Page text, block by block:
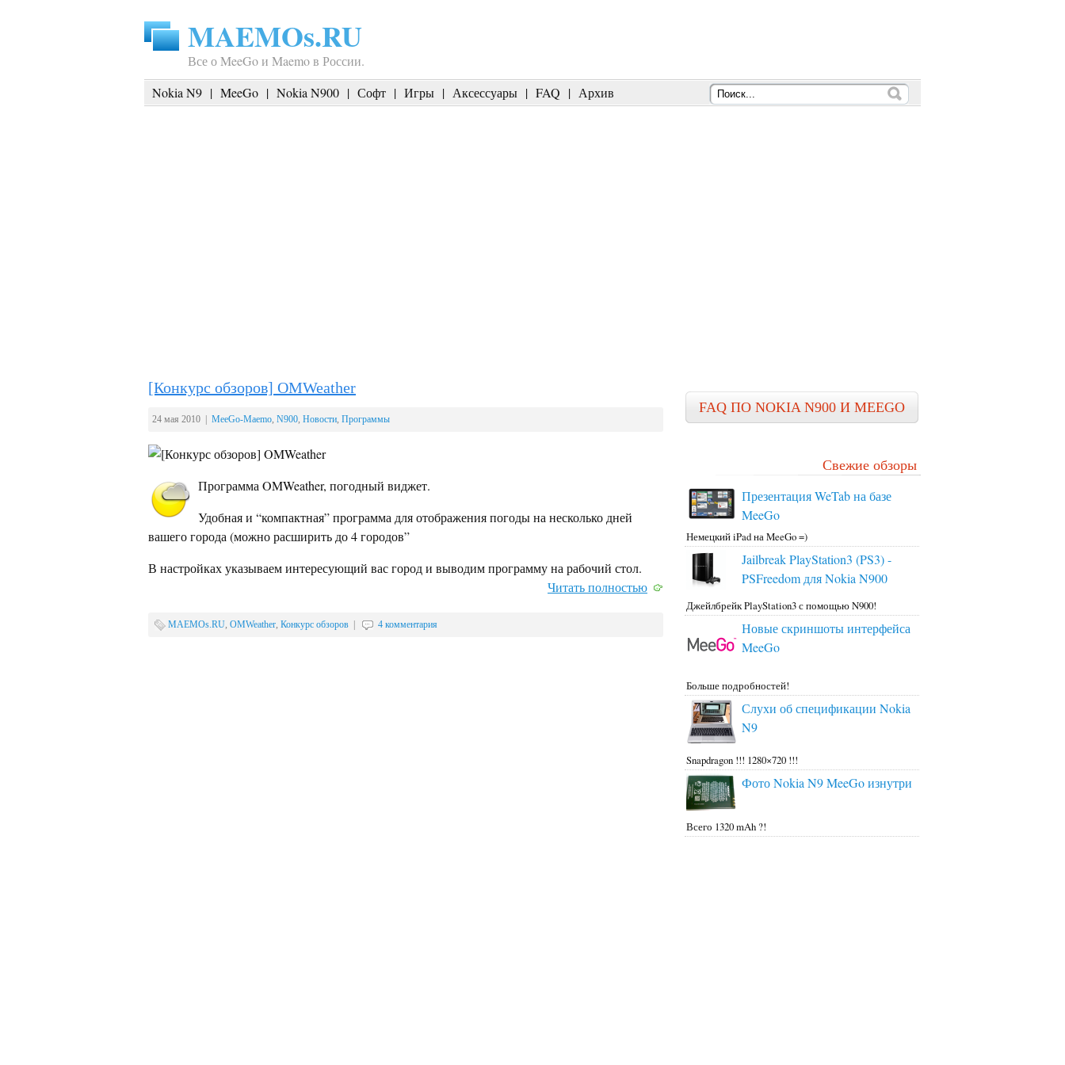
MAEMOs.RU
Все о MeeGo и Maemo в России.
Nokia N9 | MeeGo | Nokia N900 | Софт | Игры | Аксессуары | FAQ | Архив
[Конкурс обзоров] OMWeather
24 мая 2010 | MeeGo-Maemo, N900, Новости, Программы
Программа OMWeather, погодный виджет.
Удобная и “компактная” программа для отображения погоды на несколько дней
вашего города (можно расширить до 4 городов”
В настройках указываем интересующий вас город и выводим программу на рабочий стол.
Читать полностью
MAEMOs.RU, OMWeather, Конкурс обзоров 4 комментария
FAQ ПО NOKIA N900 И MEEGO
Свежие обзоры
Презентация WeTab на базе
MeeGo
Немецкий iPad на MeeGo =)
Jailbreak PlayStation3 (PS3) -
PSFreedom для Nokia N900
Джейлбрейк PlayStation3 с помощью N900!
Новые скриншоты интерфейса
MeeGo
Больше подробностей!
Слухи об спецификации Nokia
N9
Snapdragon !!! 1280×720 !!!
Фото Nokia N9 MeeGo изнутри
Всего 1320 mAh ?!